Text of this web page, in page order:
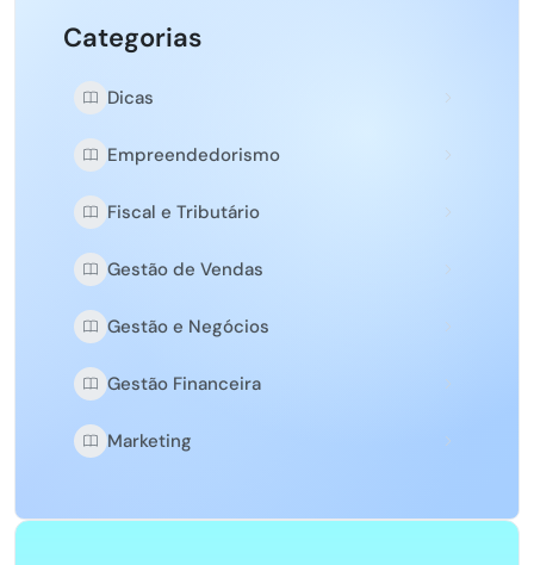
Categorias
Dicas
Empreendedorismo
Fiscal e Tributário
Gestão de Vendas
Gestão e Negócios
Gestão Financeira
Marketing